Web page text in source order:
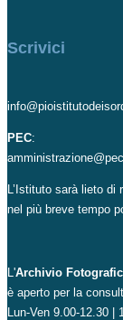
Scrivici
PEC:
L’Istituto sarà lieto di
nel più breve tempo
L'Archivio
è aperto per la
Lun-Ven 9.00-12.30 |